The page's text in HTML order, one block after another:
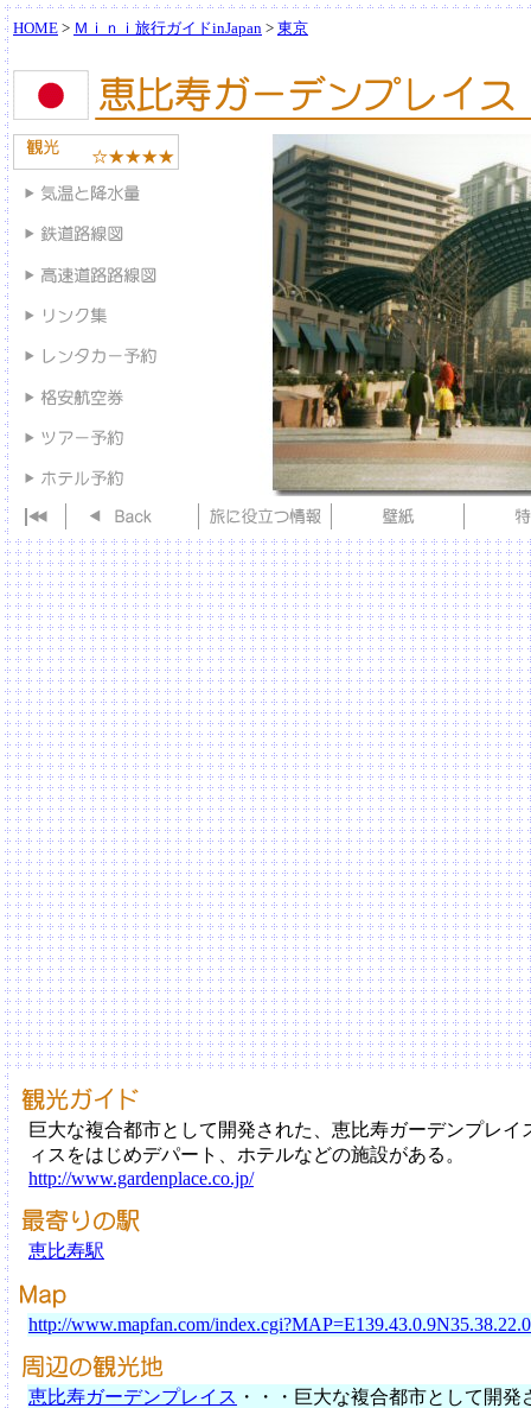
HOME > Ｍｉｎｉ旅行ガイドinJapan > 東京
巨大な複合都市として開発された、恵比寿ガーデンプレ
ィスをはじめデパート、ホテルなどの施設がある。
http://www.gardenplace.co.jp/
恵比寿駅
http://www.mapfan.com/
恵比寿ガーデンプレイス ・・・巨大な複合都市として開